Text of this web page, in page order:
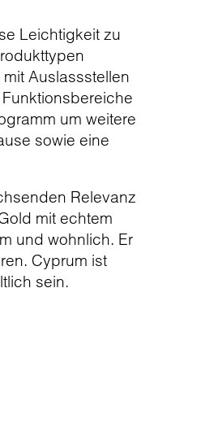
Leichtigkeit zu
Auslassstellen
um weitere
sowie eine
Relevanz
mit echtem
und wohnlich. Er
Cyprum ist
sein.